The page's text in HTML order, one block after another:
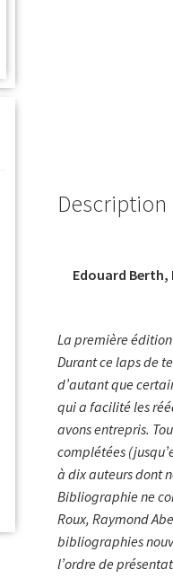
Description
Edouard Berth,
La première
Durant ce laps de
d’autant que
qui a facilité les
avons entrepris.
complétées
à dix auteurs dont
Bibliographie ne
Roux, Raymond
bibliographies
l’ordre de